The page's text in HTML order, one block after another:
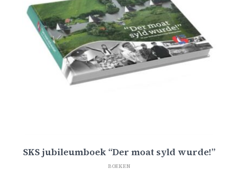
SKS jubileumboek “Der moat syld wurde!”
BOEKEN